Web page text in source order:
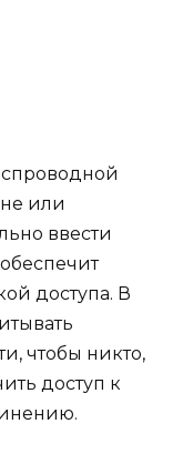
или
ввести
доступа. В
чтобы никто,
доступ к